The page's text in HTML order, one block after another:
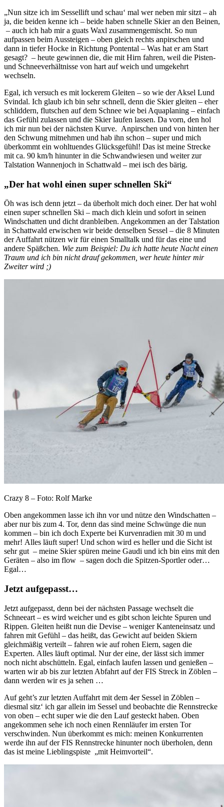
„Nun sitze ich im Sessellift und schau‘ mal wer neben mir sitzt – ah
ja, die beiden kenne ich – beide haben schnelle Skier an den Beinen,
– auch ich hab mir a guats Waxl zusammengemischt. So nun
aufpassen beim Aussteigen – oben gleich rechts anpirschen und
dann in tiefer Hocke in Richtung Pontental – Was hat er am Start
gesagt? – heute gewinnen die, die mit Hirn fahren, weil die Pisten-
und Schneeverhältnisse von hart auf weich und umgekehrt
wechseln.
Egal, ich versuch es mit lockerem Gleiten – so wie der Aksel Lund
Svindal. Ich glaub ich bin sehr schnell, denn die Skier gleiten – eher
schliddern, flutschen auf dem Schnee wie bei Aquaplaning – einfach
das Gefühl zulassen und die Skier laufen lassen. Da vorn, den hol
ich mir nun bei der nächsten Kurve. Anpirschen und von hinten her
den Schwung mitnehmen und hab ihn schon – super und mich
überkommt ein wohltuendes Glücksgefühl! Das ist meine Strecke
mit ca. 90 km/h hinunter in die Schwandwiesen und weiter zur
Talstation Wannenjoch in Schattwald – mei isch des bärig.
„Der hat wohl einen super schnellen Ski“
Öh was isch denn jetzt – da überholt mich doch einer. Der hat wohl
einen super schnellen Ski – mach dich klein und sofort in seinen
Windschatten und dicht dranbleiben. Angekommen an der Talstation
in Schattwald erwischen wir beide denselben Sessel – die 8 Minuten
der Auffahrt nützen wir für einen Smalltalk und für das eine und
andere Späßchen. Wie zum Beispiel: Du ich hatte heute Nacht einen
Traum und ich bin nicht drauf gekommen, wer heute hinter mir
Zweiter wird ;)
Crazy 8 – Foto: Rolf Marke
Oben angekommen lasse ich ihn vor und nütze den Windschatten –
aber nur bis zum 4. Tor, denn das sind meine Schwünge die nun
kommen – bin ich doch Experte bei Kurvenradien mit 30 m und
mehr! Alles läuft super! Und schon wird es heller und die Sicht ist
sehr gut – meine Skier spüren meine Gaudi und ich bin eins mit den
Geräten – also im flow – sagen doch die Spitzen-Sportler oder…
Egal…
Jetzt aufgepasst…
Jetzt aufgepasst, denn bei der nächsten Passage wechselt die
Schneeart – es wird weicher und es gibt schon leichte Spuren und
Rippen. Gleiten heißt nun die Devise – weniger Kanteneinsatz und
fahren mit Gefühl – das heißt, das Gewicht auf beiden Skiern
gleichmäßig verteilt – fahren wie auf rohen Eiern, sagen die
Experten. Alles läuft optimal. Nur der eine, der lässt sich immer
noch nicht abschütteln. Egal, einfach laufen lassen und genießen –
warten wir ab bis zur letzten Abfahrt auf der FIS Streck in Zöblen –
dann werden wir es ja sehen …
Auf geht’s zur letzten Auffahrt mit dem 4er Sessel in Zöblen –
diesmal sitz‘ ich gar allein im Sessel und beobachte die Rennstrecke
von oben – echt super wie die den Lauf gesteckt haben. Oben
angekommen sehe ich noch einen Rennläufer im ersten Tor
verschwinden. Nun überkommt es mich: meinen Konkurrenten
werde ihn auf der FIS Rennstrecke hinunter noch überholen, denn
das ist meine Lieblingspiste „mit Heimvorteil“.